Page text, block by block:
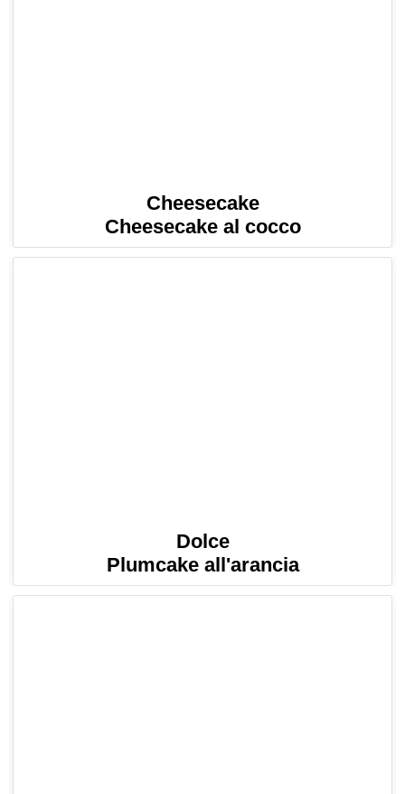
Cheesecake
Cheesecake al cocco
Dolce
Plumcake all'arancia